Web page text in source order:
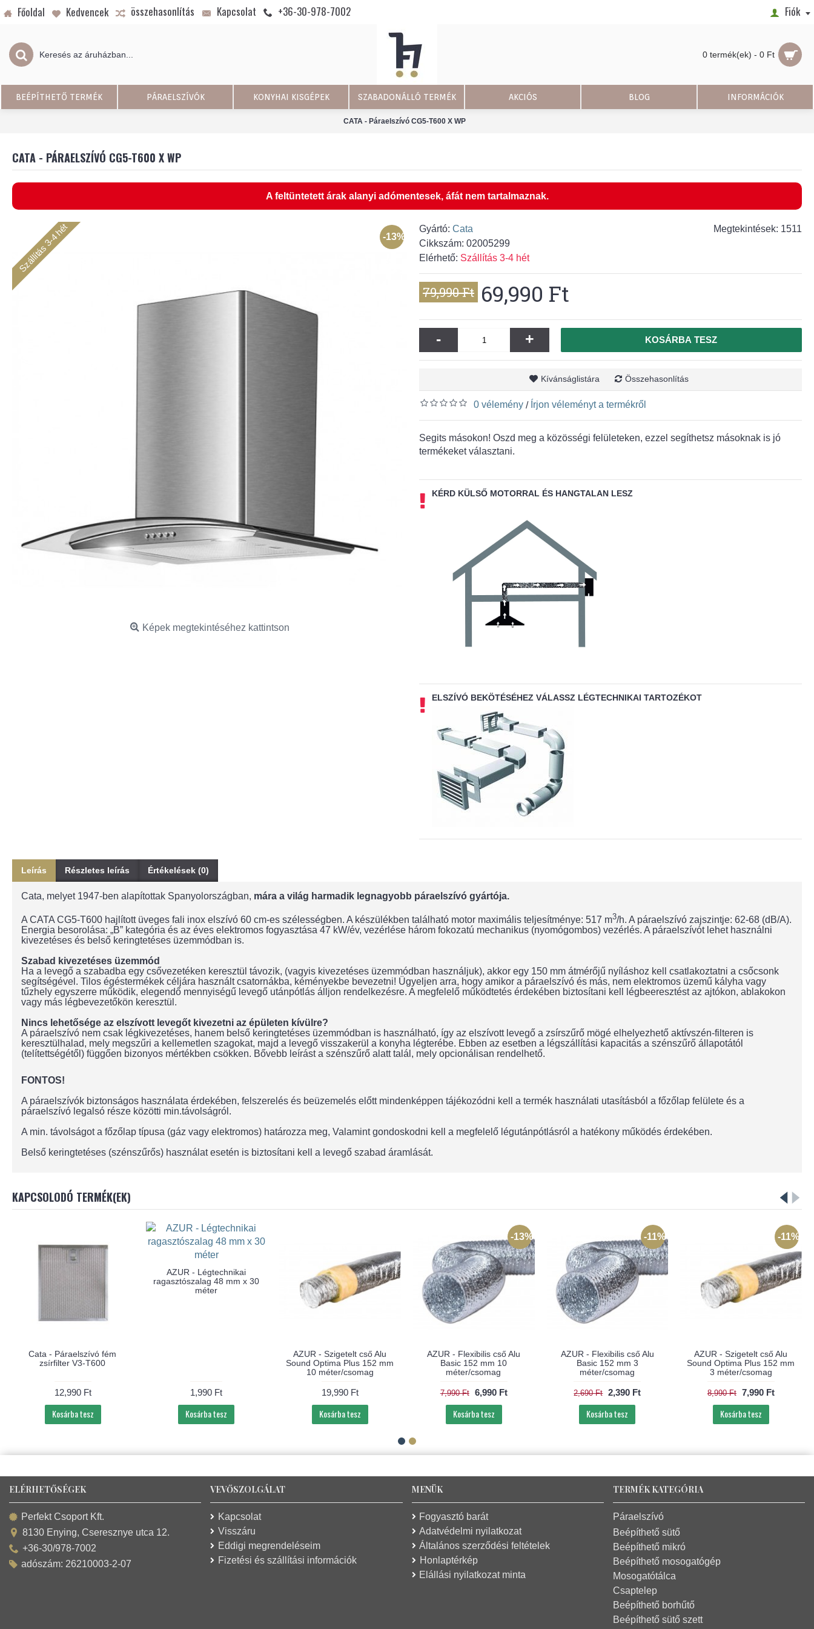
Főoldal Kedvencek összehasonlítás Kapcsolat +36-30-978-7002 Fiók
0 termék(ek) - 0 Ft
BEÉPÍTHETŐ TERMÉK PÁRAELSZÍVÓK KONYHAI KISGÉPEK SZABADONÁLLÓ TERMÉK AKCIÓS BLOG INFORMÁCIÓK
CATA - Páraelszívó CG5-T600 X WP
CATA - PÁRAELSZÍVÓ CG5-T600 X WP
A feltüntetett árak alanyi adómentesek, áfát nem tartalmaznak.
-13%
Szállítás 3-4 hét
Képek megtekintéséhez kattintson
Megtekintések: 1511
Gyártó: Cata
Cikkszám: 02005299
Elérhető: Szállítás 3-4 hét
79,990 Ft 69,990 Ft
- + KOSÁRBA TESZ
Kívánságlistára Összehasonlítás
0 vélemény / Írjon véleményt a termékről
Segits másokon! Oszd meg a közösségi felületeken, ezzel segíthetsz másoknak is jó
termékeket választani.
KÉRD KÜLSŐ MOTORRAL ÉS HANGTALAN LESZ
ELSZÍVÓ BEKÖTÉSÉHEZ VÁLASSZ LÉGTECHNIKAI TARTOZÉKOT
Leírás Részletes leírás Értékelések (0)
Cata, melyet 1947-ben alapítottak Spanyolországban, mára a világ harmadik legnagyobb páraelszívó gyártója.
A CATA CG5-T600 hajlított üveges fali inox elszívó 60 cm-es szélességben. A készülékben található motor maximális teljesítménye: 517 m3/h. A páraelszívó zajszintje: 62-68 (dB/A).
Energia besorolása: „B” kategória és az éves elektromos fogyasztása 47 kW/év, vezérlése három fokozatú mechanikus (nyomógombos) vezérlés. A páraelszívót lehet használni
kivezetéses és belső keringtetéses üzemmódban is.
Szabad kivezetéses üzemmód
Ha a levegő a szabadba egy csővezetéken keresztül távozik, (vagyis kivezetéses üzemmódban használjuk), akkor egy 150 mm átmérőjű nyíláshoz kell csatlakoztatni a csőcsonk
segítségével. Tilos égéstermékek céljára használt csatornákba, kéményekbe bevezetni! Ügyeljen arra, hogy amikor a páraelszívó és más, nem elektromos üzemű kályha vagy
tűzhely egyszerre működik, elegendő mennyiségű levegő utánpótlás álljon rendelkezésre. A megfelelő működtetés érdekében biztosítani kell légbeeresztést az ajtókon, ablakokon
vagy más légbevezetőkön keresztül.
Nincs lehetősége az elszívott levegőt kivezetni az épületen kívülre?
A páraelszívó nem csak légkivezetéses, hanem belső keringtetéses üzemmódban is használható, így az elszívott levegő a zsírszűrő mögé elhelyezhető aktívszén-filteren is
keresztülhalad, mely megszűri a kellemetlen szagokat, majd a levegő visszakerül a konyha légterébe. Ebben az esetben a légszállítási kapacitás a szénszűrő állapotától
(telítettségétől) függően bizonyos mértékben csökken. Bővebb leírást a szénszűrő alatt talál, mely opcionálisan rendelhető.
FONTOS!
A páraelszívók biztonságos használata érdekében, felszerelés és beüzemelés előtt mindenképpen tájékozódni kell a termék használati utasításból a főzőlap felülete és a
páraelszívó legalsó része közötti min.távolságról.
A min. távolságot a főzőlap típusa (gáz vagy elektromos) határozza meg, Valamint gondoskodni kell a megfelelő légutánpótlásról a hatékony működés érdekében.
Belső keringtetéses (szénszűrős) használat esetén is biztosítani kell a levegő szabad áramlását.
KAPCSOLODÓ TERMÉK(EK)
Cata - Páraelszívó fém
zsírfilter V3-T600
12,990 Ft
Kosárba tesz
AZUR - Légtechnikai
ragasztószalag 48 mm x 30
méter
1,990 Ft
Kosárba tesz
AZUR - Szigetelt cső Alu
Sound Optima Plus 152 mm
10 méter/csomag
19,990 Ft
Kosárba tesz
-13%
AZUR - Flexibilis cső Alu
Basic 152 mm 10
méter/csomag
7,990 Ft 6,990 Ft
Kosárba tesz
-11%
AZUR - Flexibilis cső Alu
Basic 152 mm 3
méter/csomag
2,690 Ft 2,390 Ft
Kosárba tesz
-11%
AZUR - Szigetelt cső Alu
Sound Optima Plus 152 mm
3 méter/csomag
8,990 Ft 7,990 Ft
Kosárba tesz
ELÉRHETŐSÉGEK
Perfekt Csoport Kft.
8130 Enying, Cseresznye utca 12.
+36-30/978-7002
adószám: 26210003-2-07
VEVŐSZOLGÁLAT
Kapcsolat
Visszáru
Eddigi megrendeléseim
Fizetési és szállítási információk
MENÜK
Fogyasztó barát
Adatvédelmi nyilatkozat
Általános szerződési feltételek
Honlaptérkép
Elállási nyilatkozat minta
TERMÉK KATEGÓRIA
Páraelszívó
Beépíthető sütő
Beépíthető mikró
Beépíthető mosogatógép
Mosogatótálca
Csaptelep
Beépíthető borhűtő
Beépíthető sütő szett